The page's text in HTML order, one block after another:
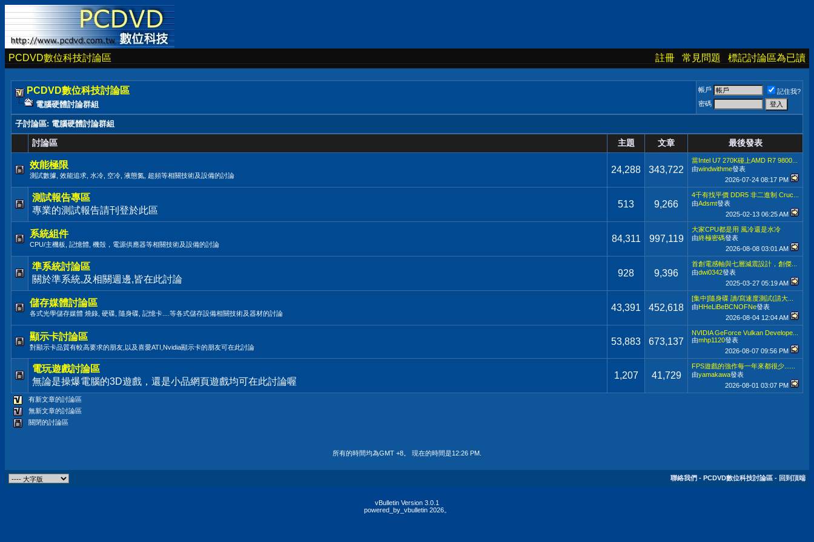
PCDVD數位科技討論區 註冊 常見問題 標記討論區為已讀
PCDVD數位科技討論區
電腦硬體討論群組
帳戶
記住我?
密碼
子討論區: 電腦硬體討論群組
討論區 主題 文章 最後發表
效能極限
測試數據, 效能追求, 水冷, 空冷, 液態氮, 超頻等相關技術及設備的討論
24,288 343,722
當Intel U7 270K碰上AMD R7 9800...
由windwithme發表
2026-07-24 08:17 PM
測試報告專區
專業的測試報告請刊登於此區
513 9,266
4千有找平價 DDR5 非二進制 Cruc...
由Adsmt發表
2025-02-13 06:25 AM
系統組件
CPU/主機板, 記憶體, 機殼，電源供應器等相關技術及設備的討論
84,311 997,119
大家CPU都是用 風冷還是水冷
由終極密碼發表
2026-08-08 03:01 AM
準系統討論區
關於準系統,及相關週邊,皆在此討論
928 9,396
首創電感軸與七層減震設計，創傑...
由dwi0342發表
2025-03-27 05:19 AM
儲存媒體討論區
各式光學儲存媒體 燒錄, 硬碟, 隨身碟, 記憶卡....等各式儲存設備相關技術及器材的討論
43,391 452,618
[集中]隨身碟 讀/寫速度測試(請大...
由HHeLiBeBCNOFNe發表
2026-08-04 12:04 AM
顯示卡討論區
對顯示卡品質有較高要求的朋友,以及喜愛ATI,Nvidia顯示卡的朋友可在此討論
53,883 673,137
NVIDIA GeForce Vulkan Develope...
由mhp1120發表
2026-08-07 09:56 PM
電玩遊戲討論區
無論是操爆電腦的3D遊戲，還是小品網頁遊戲均可在此討論喔
1,207 41,729
FPS遊戲的強作每一年來都很少......
由yamakawa發表
2026-08-01 03:07 PM
有新文章的討論區
無新文章的討論區
關閉的討論區
所有的時間均為GMT +8。 現在的時間是12:26 PM
聯絡我們 - PCDVD數位科技討論區 - 回到頂端
vBulletin Version 3.0.1
powered_by_vbulletin 2026。